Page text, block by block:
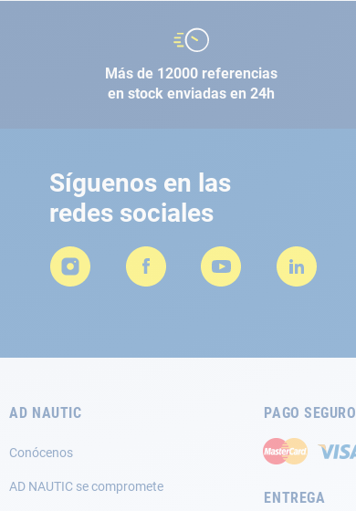
Más de 12000 referencias
en stock enviadas en 24h
Síguenos en las
redes sociales
AD NAUTIC
Conócenos
AD NAUTIC se compromete
PAGO SEGURO
ENTREGA